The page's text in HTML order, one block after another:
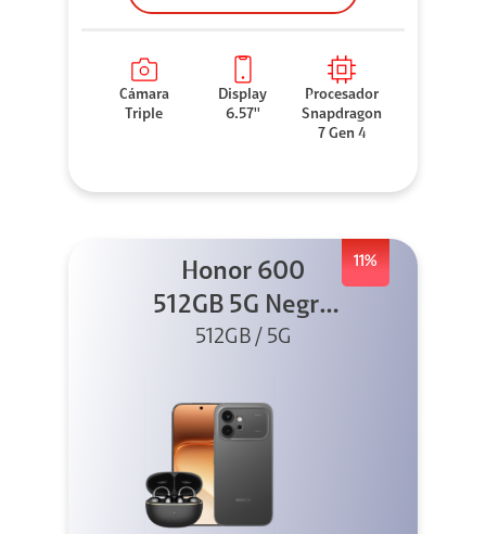
Cámara
Triple
Display
6.57''
Procesador
Snapdragon
7 Gen 4
11%
Honor 600
512GB 5G Negro
+ Clip 2
512GB / 5G